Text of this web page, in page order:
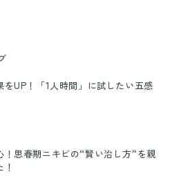
をUP！「1人時間」に試したい五感
！思春期ニキビの“賢い治し方”を親